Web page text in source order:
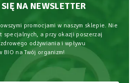
NA NEWSLETTER
promocjami w naszym sklepie. Nie
specjalnych, a przy okazji poszerzaj
odżywiania i wpływu
na Twój organizm!